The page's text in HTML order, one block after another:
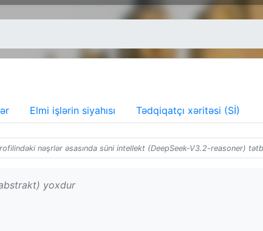
Elmi işlərin siyahısı Tədqiqatçı xəritəsi (Sİ)
nəşrlər əsasında süni intellekt (DeepSeek-V3.2-reasoner)
yoxdur